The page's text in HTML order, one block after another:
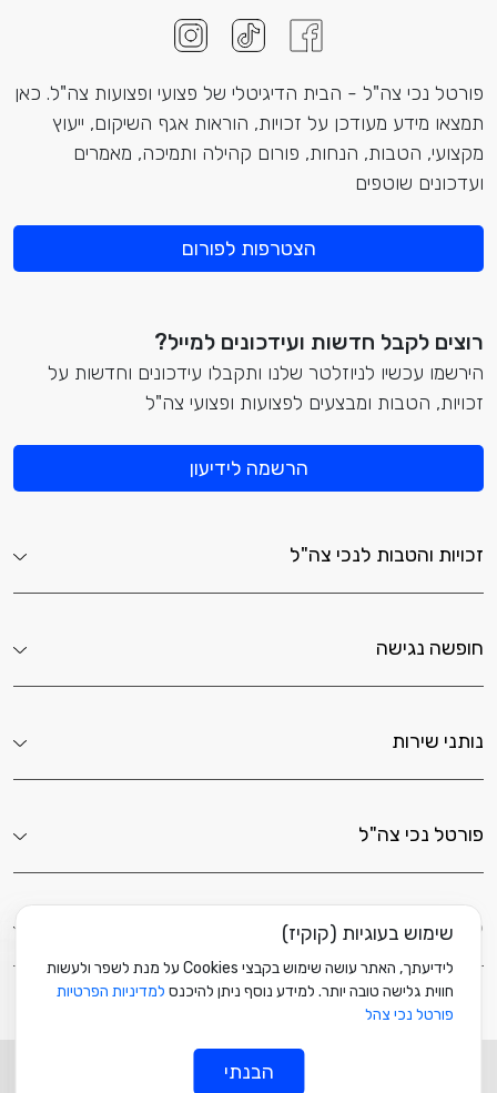
שימוש בעוגיות (קוקיז)
לידיעתך, האתר עושה שימוש בקבצי Cookies על מנת לשפר ולעשות
חווית גלישה טובה יותר. למידע נוסף ניתן להיכנס למדיניות הפרטיות
פורטל נכי צהל
הבנתי
פורטל נכי צה"ל - הבית הדיגיטלי של פצועי ופצועות צה"ל. כאן
תמצאו מידע מעודכן על זכויות, הוראות אגף השיקום, ייעוץ
מקצועי, הטבות, הנחות, פורום קהילה ותמיכה, מאמרים
ועדכונים שוטפים
הצטרפות לפורום
רוצים לקבל חדשות ועידכונים למייל?
הירשמו עכשיו לניוזלטר שלנו ותקבלו עידכונים וחדשות על
זכויות, הטבות ומבצעים לפצועות ופצועי צה"ל
הרשמה לידיעון
זכויות והטבות לנכי צה"ל
חופשה נגישה
נותני שירות
פורטל נכי צה"ל
לשירותך כאן
מוזה